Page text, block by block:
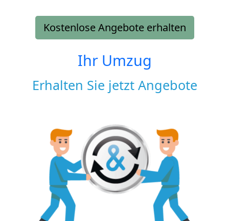
Kostenlose Angebote erhalten
Ihr Umzug
Erhalten Sie jetzt Angebote